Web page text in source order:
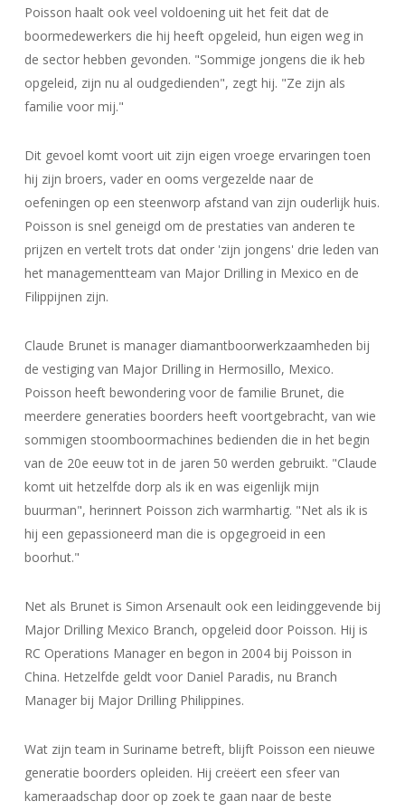
Poisson haalt ook veel voldoening uit het feit dat de
boormedewerkers die hij heeft opgeleid, hun eigen weg in
de sector hebben gevonden. "Sommige jongens die ik heb
opgeleid, zijn nu al oudgedienden", zegt hij. "Ze zijn als
familie voor mij."
Dit gevoel komt voort uit zijn eigen vroege ervaringen toen
hij zijn broers, vader en ooms vergezelde naar de
oefeningen op een steenworp afstand van zijn ouderlijk huis.
Poisson is snel geneigd om de prestaties van anderen te
prijzen en vertelt trots dat onder 'zijn jongens' drie leden van
het managementteam van Major Drilling in Mexico en de
Filippijnen zijn.
Claude Brunet is manager diamantboorwerkzaamheden bij
de vestiging van Major Drilling in Hermosillo, Mexico.
Poisson heeft bewondering voor de familie Brunet, die
meerdere generaties boorders heeft voortgebracht, van wie
sommigen stoomboormachines bedienden die in het begin
van de 20e eeuw tot in de jaren 50 werden gebruikt. "Claude
komt uit hetzelfde dorp als ik en was eigenlijk mijn
buurman", herinnert Poisson zich warmhartig. "Net als ik is
hij een gepassioneerd man die is opgegroeid in een
boorhut."
Net als Brunet is Simon Arsenault ook een leidinggevende bij
Major Drilling Mexico Branch, opgeleid door Poisson. Hij is
RC Operations Manager en begon in 2004 bij Poisson in
China. Hetzelfde geldt voor Daniel Paradis, nu Branch
Manager bij Major Drilling Philippines.
Wat zijn team in Suriname betreft, blijft Poisson een nieuwe
generatie boorders opleiden. Hij creëert een sfeer van
kameraadschap door op zoek te gaan naar de beste